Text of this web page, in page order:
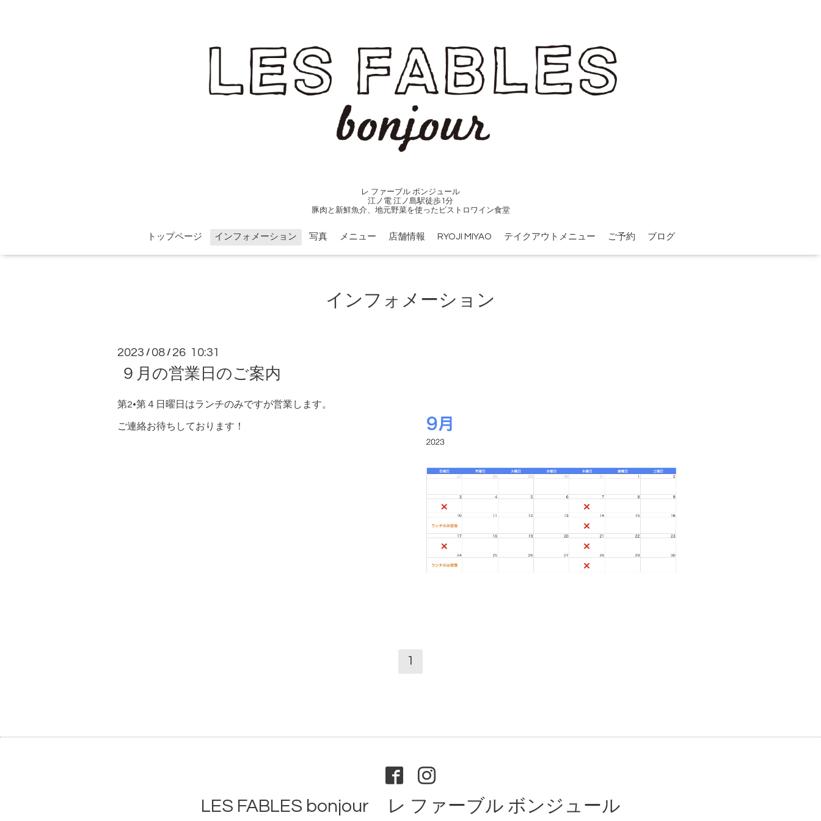
レ ファーブル ボンジュール
江ノ電 江ノ島駅徒歩1分
豚肉と新鮮魚介、地元野菜を使ったビストロワイン食堂
トップページ インフォメーション 写真 メニュー 店舗情報 RYOJI MIYAO テイクアウトメニュー ご予約 ブログ
インフォメーション
2023 / 08 / 26 10:31
９月の営業日のご案内
第2•第４日曜日はランチのみですが営業します。
ご連絡お待ちしております！
1
LES FABLES bonjour レ ファーブル ボンジュール